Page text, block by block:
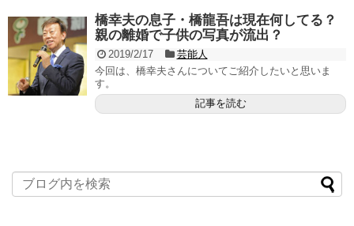
橋幸夫の息子・橋龍吾は現在何してる？
親の離婚で子供の写真が流出？
2019/2/17
芸能人
今回は、橋幸夫さんについてご紹介したいと思いま
す。
記事を読む